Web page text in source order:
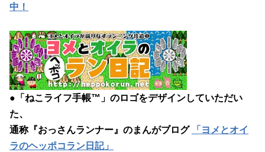
中！
●「ねこライフ手帳™」のロゴをデザインしていただい
た、
通称『おっさんランナー』のまんがブログ
「ヨメとオイ
ラのヘッポコラン日記」